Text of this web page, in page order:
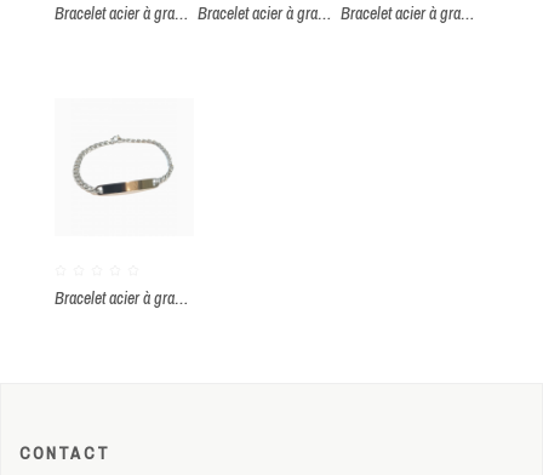
Bracelet acier à graver Bracelet acier à graver Bracelet acier à graver
Bracelet acier à graver par paquet de 20 pièces
CONTACT